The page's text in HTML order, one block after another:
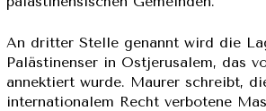
An dritter Stelle genannt wird die
Palästinenser in Ostjerusalem, das
annektiert wurde. Maurer schreibt,
internationalem Recht verbotene